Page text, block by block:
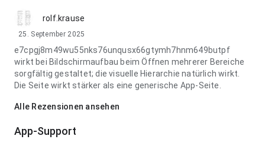
rolf.krause
25. September 2025
e7cpgj8m49wu55nks76unqusx66gtymh7hnm649butpf
wirkt bei Bildschirmaufbau beim Öffnen mehrerer Bereiche
sorgfältig gestaltet; die visuelle Hierarchie natürlich wirkt.
Die Seite wirkt stärker als eine generische App-Seite.
Alle Rezensionen ansehen
App-Support